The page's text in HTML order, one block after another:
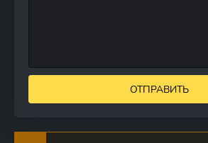
ОТПРАВИТЬ